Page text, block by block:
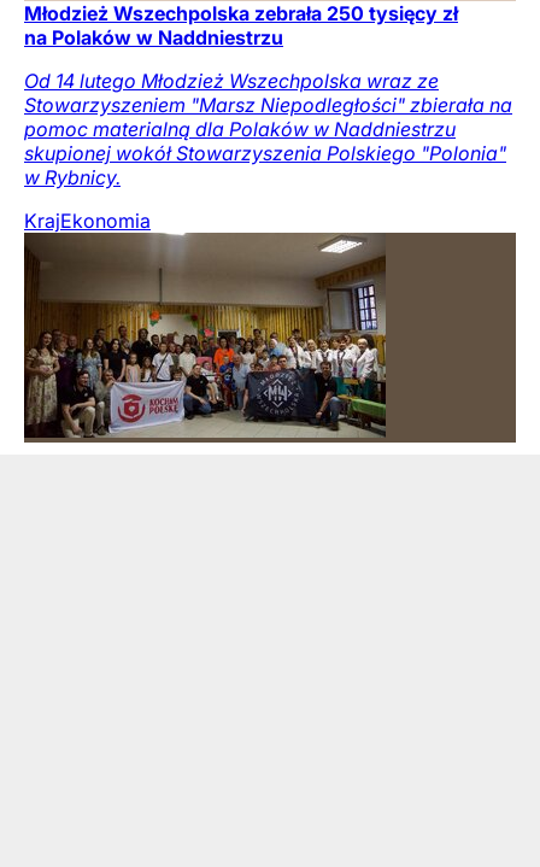
Młodzież Wszechpolska zebrała 250 tysięcy zł
na Polaków w Naddniestrzu
Od 14 lutego Młodzież Wszechpolska wraz ze
Stowarzyszeniem "Marsz Niepodległości" zbierała na
pomoc materialną dla Polaków w Naddniestrzu
skupionej wokół Stowarzyszenia Polskiego "Polonia"
w Rybnicy.
KrajEkonomia